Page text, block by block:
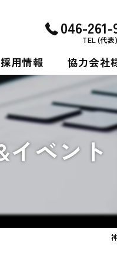
046-261-
TEL (代表)
採用情報
新卒採用に関するお問い合わせ
中途採用に関するお問い合わせ
協力会社
イベント